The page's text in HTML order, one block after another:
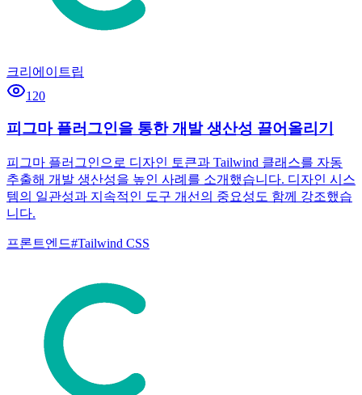
크리에이트립
120
피그마 플러그인을 통한 개발 생산성 끌어올리기
피그마 플러그인으로 디자인 토큰과 Tailwind 클래스를 자동
추출해 개발 생산성을 높인 사례를 소개했습니다. 디자인 시스
템의 일관성과 지속적인 도구 개선의 중요성도 함께 강조했습
니다.
프론트엔드#Tailwind CSS